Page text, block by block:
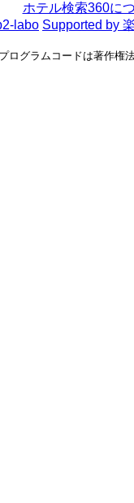
ホテル検索360に
labo Supported by
ログラムコードは著作